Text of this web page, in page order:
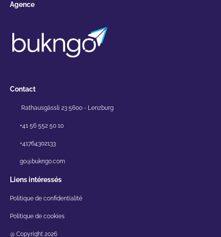
Agence
Contact
Rathausgässli 23 5600 - Lenzburg
+41 56 552 50 10
+41764302133
go@bukngo.com
Liens intéressés
Politique de confidentialité
Politique de cookies
@ Copyright 2026